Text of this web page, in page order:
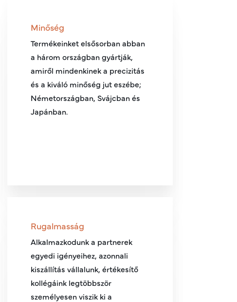
Minőség
Termékeinket elsősorban abban
a három országban gyártják,
amiről mindenkinek a precizitás
és a kiváló minőség jut eszébe;
Németországban, Svájcban és
Japánban.
Rugalmasság
Alkalmazkodunk a partnerek
egyedi igényeihez, azonnali
kiszállítás vállalunk, értékesítő
kollégáink legtöbbször
személyesen viszik ki a